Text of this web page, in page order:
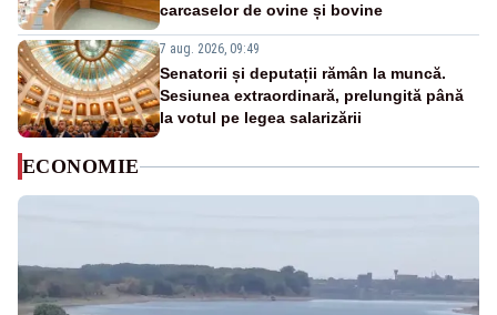
carcaselor de ovine și bovine
7 aug. 2026, 09:49
Senatorii și deputații rămân la muncă.
Sesiunea extraordinară, prelungită până
la votul pe legea salarizării
ECONOMIE